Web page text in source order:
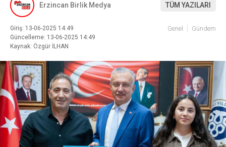
Erzincan Birlik Medya TÜM YAZILARI
Giriş: 13-06-2025 14:49
Güncelleme: 13-06-2025 14:49
Kaynak: Özgür İLHAN
Genel Gündem